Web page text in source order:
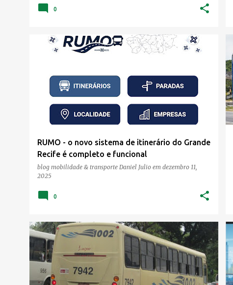
0
RUMO - o novo sistema de itinerário do Grande
Recife é completo e funcional
blog mobilidade & transporte Daniel Julio em dezembro 11,
2025
0